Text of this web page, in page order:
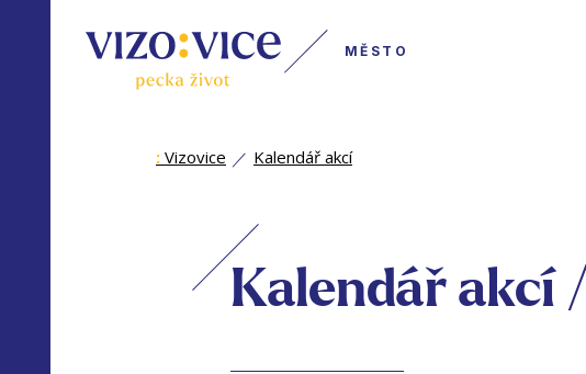
MĚSTO
: Vizovice Kalendář akcí
Kalendář akcí /